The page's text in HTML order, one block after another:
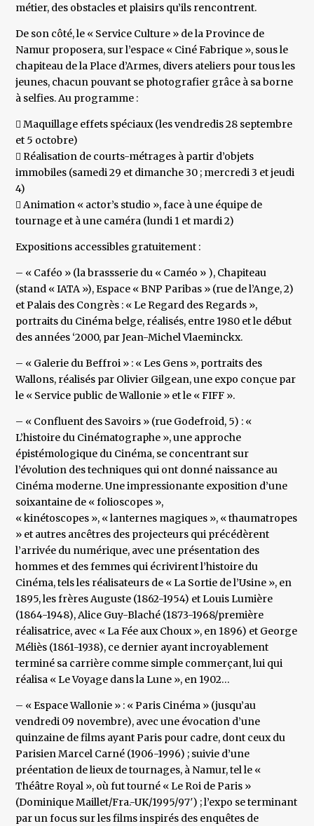
métier, des obstacles et plaisirs qu’ils rencontrent.
De son côté, le « Service Culture » de la Province de
Namur proposera, sur l’espace « Ciné Fabrique », sous le
chapiteau de la Place d’Armes, divers ateliers pour tous les
jeunes, chacun pouvant se photografier grâce à sa borne
à selfies. Au programme :
 Maquillage effets spéciaux (les vendredis 28 septembre
et 5 octobre)
 Réalisation de courts-métrages à partir d’objets
immobiles (samedi 29 et dimanche 30 ; mercredi 3 et jeudi
4)
 Animation « actor’s studio », face à une équipe de
tournage et à une caméra (lundi 1 et mardi 2)
Expositions accessibles gratuitement :
– « Caféo » (la brassserie du « Caméo » ), Chapiteau
(stand « IATA »), Espace « BNP Paribas » (rue de l’Ange, 2)
et Palais des Congrès : « Le Regard des Regards »,
portraits du Cinéma belge, réalisés, entre 1980 et le début
des années ‘2000, par Jean-Michel Vlaeminckx.
– « Galerie du Beffroi » : « Les Gens », portraits des
Wallons, réalisés par Olivier Gilgean, une expo conçue par
le « Service public de Wallonie » et le « FIFF ».
– « Confluent des Savoirs » (rue Godefroid, 5) : «
L’histoire du Cinématographe », une approche
épistémologique du Cinéma, se concentrant sur
l’évolution des techniques qui ont donné naissance au
Cinéma moderne. Une impressionante exposition d’une
soixantaine de « folioscopes »,
« kinétoscopes », « lanternes magiques », « thaumatropes
» et autres ancêtres des projecteurs qui précédèrent
l’arrivée du numérique, avec une présentation des
hommes et des femmes qui écrivirent l’histoire du
Cinéma, tels les réalisateurs de « La Sortie de l’Usine », en
1895, les frères Auguste (1862-1954) et Louis Lumière
(1864-1948), Alice Guy-Blaché (1873-1968/première
réalisatrice, avec « La Fée aux Choux », en 1896) et George
Méliès (1861-1938), ce dernier ayant incroyablement
terminé sa carrière comme simple commerçant, lui qui
réalisa « Le Voyage dans la Lune », en 1902…
– « Espace Wallonie » : « Paris Cinéma » (jusqu’au
vendredi 09 novembre), avec une évocation d’une
quinzaine de films ayant Paris pour cadre, dont ceux du
Parisien Marcel Carné (1906-1996) ; suivie d’une
préentation de lieux de tournages, à Namur, tel le «
Théâtre Royal », où fut tourné « Le Roi de Paris »
(Dominique Maillet/Fra.-UK/1995/97′) ; l’expo se terminant
par un focus sur les films inspirés des enquêtes de